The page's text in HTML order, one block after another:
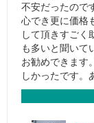
不安だったので
心でき更に価格
して頂きすごく
も多いと聞いて
お勧めできます
しかったです。